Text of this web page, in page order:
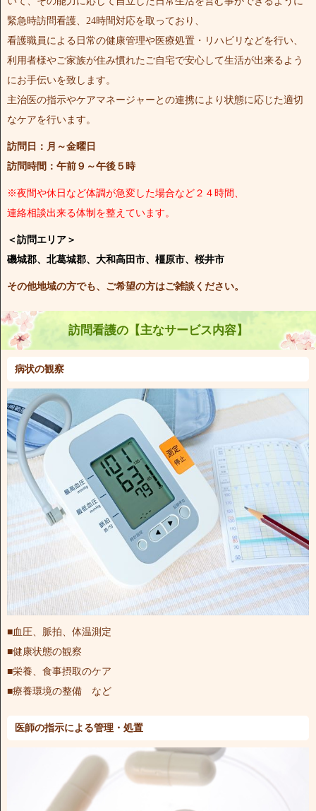
緊急時訪問看護、24時間対応を取っており、
看護職員による日常の健康管理や医療処置・リハビリなどを行い、
利用者様やご家族が住み慣れたご自宅で安心して生活が出来るよう
にお手伝いを致します。
主治医の指示やケアマネージャーとの連携により状態に応じた適切
なケアを行います。
訪問日：月～金曜日
訪問時間：午前９～午後５時
※夜間や休日など体調が急変した場合など２４時間、
連絡相談出来る体制を整えています。
＜訪問エリア＞
磯城郡、北葛城郡、大和高田市、橿原市、桜井市
その他地域の方でも、ご希望の方はご雑談ください。
訪問看護の【主なサービス内容】
病状の観察
■血圧、脈拍、体温測定
■健康状態の観察
■栄養、食事摂取のケア
■療養環境の整備 など
医師の指示による管理・処置